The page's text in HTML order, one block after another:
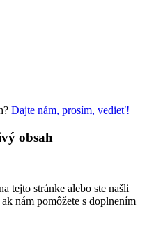
Dajte nám, prosím, vedieť!
obsah
tejto stránke alebo ste našli
nám pomôžete s doplnením